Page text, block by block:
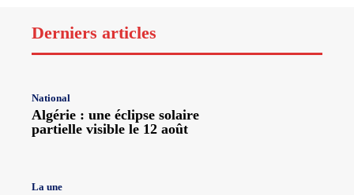
Derniers articles
National
Algérie : une éclipse solaire
partielle visible le 12 août
La une